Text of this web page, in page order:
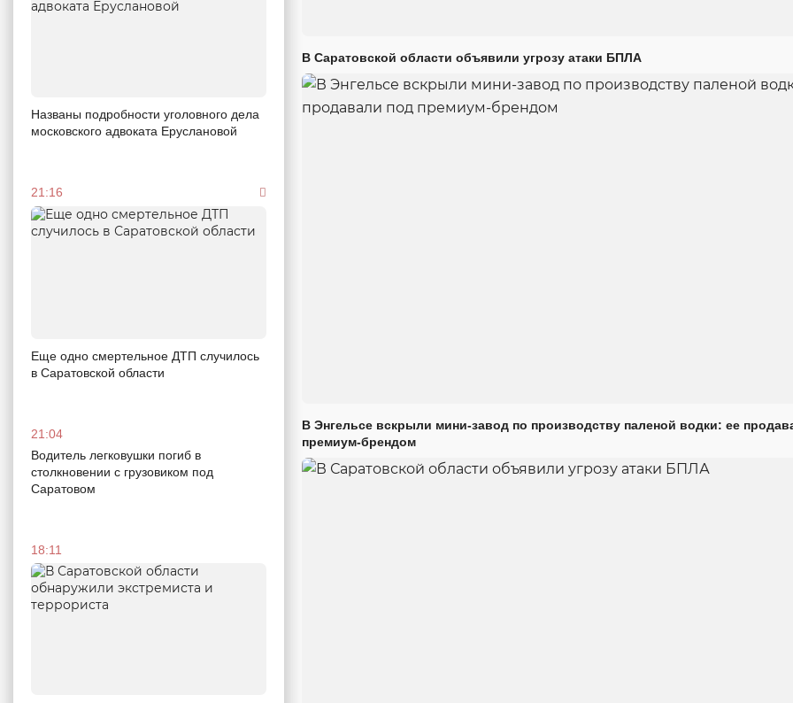
Названы подробности уголовного дела
московского адвоката Еруслановой
21:16
Еще одно смертельное ДТП случилось
в Саратовской области
21:04
Водитель легковушки погиб в
столкновении с грузовиком под
Саратовом
18:11
В Саратовской области объявили угрозу атаки БПЛА
В Энгельсе вскрыли мини-завод по производству паленой водки: ее
премиум-брендом